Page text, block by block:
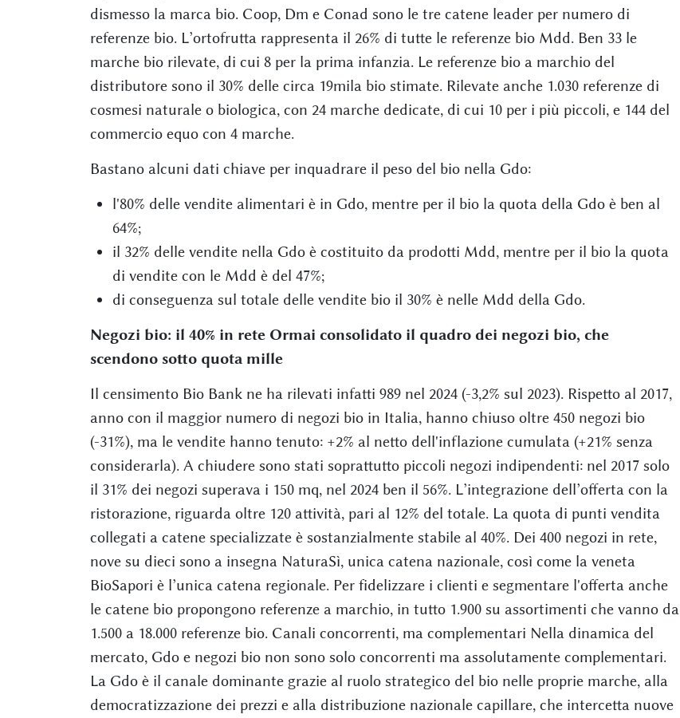
dismesso la marca bio. Coop, Dm e Conad sono le tre catene leader per numero di
referenze bio. L’ortofrutta rappresenta il 26% di tutte le referenze bio Mdd. Ben 33 le
marche bio rilevate, di cui 8 per la prima infanzia. Le referenze bio a marchio del
distributore sono il 30% delle circa 19mila bio stimate. Rilevate anche 1.030 referenze di
cosmesi naturale o biologica, con 24 marche dedicate, di cui 10 per i più piccoli, e 144 del
commercio equo con 4 marche.
Bastano alcuni dati chiave per inquadrare il peso del bio nella Gdo:
l'80% delle vendite alimentari è in Gdo, mentre per il bio la quota della Gdo è ben al
64%;
il 32% delle vendite nella Gdo è costituito da prodotti Mdd, mentre per il bio la quota
di vendite con le Mdd è del 47%;
di conseguenza sul totale delle vendite bio il 30% è nelle Mdd della Gdo.
Negozi bio: il 40% in rete Ormai consolidato il quadro dei negozi bio, che
scendono sotto quota mille
Il censimento Bio Bank ne ha rilevati infatti 989 nel 2024 (-3,2% sul 2023). Rispetto al 2017,
anno con il maggior numero di negozi bio in Italia, hanno chiuso oltre 450 negozi bio
(-31%), ma le vendite hanno tenuto: +2% al netto dell'inflazione cumulata (+21% senza
considerarla). A chiudere sono stati soprattutto piccoli negozi indipendenti: nel 2017 solo
il 31% dei negozi superava i 150 mq, nel 2024 ben il 56%. L’integrazione dell’offerta con la
ristorazione, riguarda oltre 120 attività, pari al 12% del totale. La quota di punti vendita
collegati a catene specializzate è sostanzialmente stabile al 40%. Dei 400 negozi in rete,
nove su dieci sono a insegna NaturaSì, unica catena nazionale, così come la veneta
BioSapori è l’unica catena regionale. Per fidelizzare i clienti e segmentare l'offerta anche
le catene bio propongono referenze a marchio, in tutto 1.900 su assortimenti che vanno da
1.500 a 18.000 referenze bio. Canali concorrenti, ma complementari Nella dinamica del
mercato, Gdo e negozi bio non sono solo concorrenti ma assolutamente complementari.
La Gdo è il canale dominante grazie al ruolo strategico del bio nelle proprie marche, alla
democratizzazione dei prezzi e alla distribuzione nazionale capillare, che intercetta nuove